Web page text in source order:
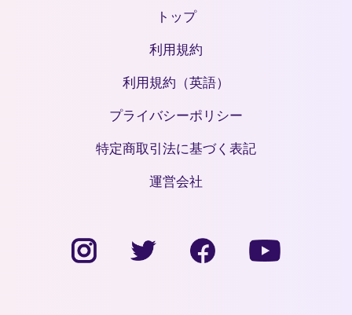
トップ
利用規約
利用規約（英語）
プライバシーポリシー
特定商取引法に基づく表記
運営会社